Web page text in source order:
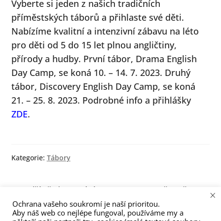
Vyberte si jeden z našich tradičních
příměstských táborů a přihlaste své děti.
Nabízíme kvalitní a intenzivní zábavu na léto
pro děti od 5 do 15 let plnou angličtiny,
přírody a hudby. První tábor, Drama English
Day Camp, se koná 10. – 14. 7. 2023. Druhý
tábor, Discovery English Day Camp, se koná
21. – 25. 8. 2023. Podrobné info a přihlášky
ZDE.
Kategorie: Tábory
Navigace
pro
Předchozí
příspěvek:
Další předtestování
zkoušek Cambridge se
blíží
Následující
příspěvek:
Nově vyučujeme
indivinduálně španělštinu
Ochrana vašeho soukromí je naší prioritou.
Aby náš web co nejlépe fungoval, používáme my a
×